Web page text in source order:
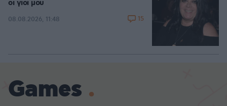
οι γιοι μου
08.08.2026, 11:48 15
Games